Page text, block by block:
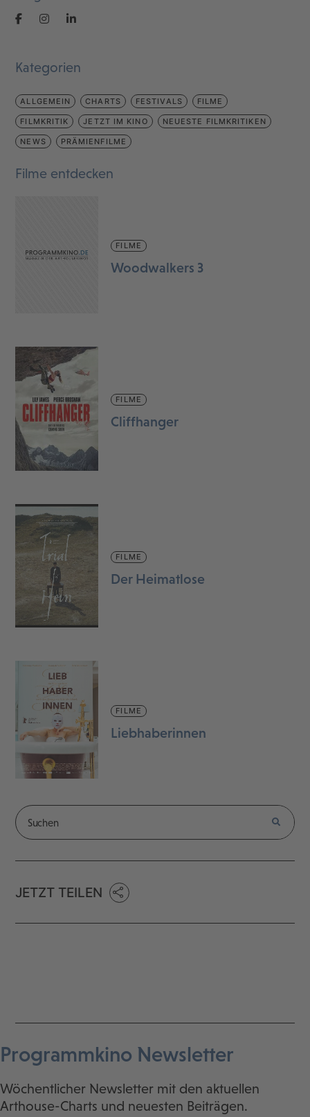
Kategorien
ALLGEMEIN CHARTS FESTIVALS FILME
FILMKRITIK JETZT IM KINO NEUESTE FILMKRITIKEN
NEWS PRÄMIENFILME
Filme entdecken
FILME
Woodwalkers 3
FILME
Cliffhanger
FILME
Der Heimatlose
FILME
Liebhaberinnen
JETZT TEILEN
Programmkino Newsletter
Wöchentlicher Newsletter mit den aktuellen
Arthouse-Charts und neuesten Beiträgen.